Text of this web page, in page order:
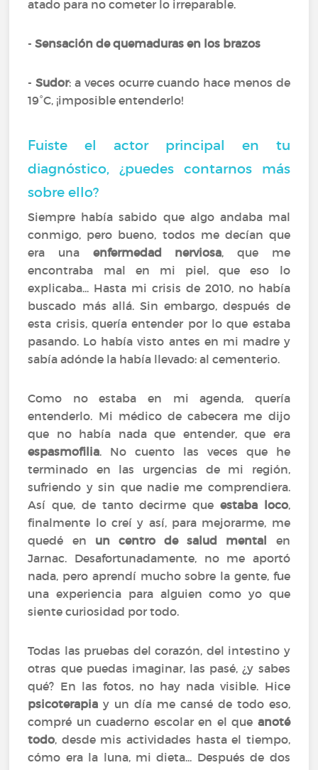
atado para no cometer lo irreparable.
-Sensación de quemaduras en los brazos
-Sudor: a veces ocurre cuando hace menos de
19°C, ¡imposible entenderlo!
Fuiste el actor principal en tu
diagnóstico, ¿puedes contarnos más
sobre ello?
Siempre había sabido que algo andaba mal
conmigo, pero bueno, todos me decían que
era una enfermedad nerviosa, que me
encontraba mal en mi piel, que eso lo
explicaba... Hasta mi crisis de 2010, no había
buscado más allá. Sin embargo, después de
esta crisis, quería entender por lo que estaba
pasando. Lo había visto antes en mi madre y
sabía adónde la había llevado: al cementerio.
Como no estaba en mi agenda, quería
entenderlo. Mi médico de cabecera me dijo
que no había nada que entender, que era
espasmofilia. No cuento las veces que he
terminado en las urgencias de mi región,
sufriendo y sin que nadie me comprendiera.
Así que, de tanto decirme que estaba loco,
finalmente lo creí y así, para mejorarme, me
quedé en un centro de salud mental en
Jarnac. Desafortunadamente, no me aportó
nada, pero aprendí mucho sobre la gente, fue
una experiencia para alguien como yo que
siente curiosidad por todo.
Todas las pruebas del corazón, del intestino y
otras que puedas imaginar, las pasé, ¿y sabes
qué? En las fotos, no hay nada visible. Hice
psicoterapia y un día me cansé de todo eso,
compré un cuaderno escolar en el que anoté
todo, desde mis actividades hasta el tiempo,
cómo era la luna, mi dieta... Después de dos